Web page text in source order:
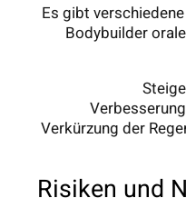
Es gibt
Bodybuilder
Verkürzung der